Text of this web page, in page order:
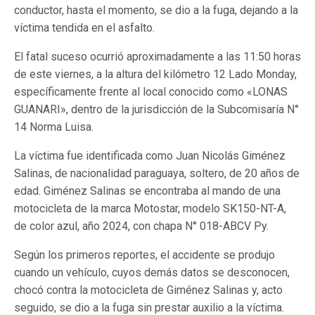
conductor, hasta el momento, se dio a la fuga, dejando a la
víctima tendida en el asfalto.
El fatal suceso ocurrió aproximadamente a las 11:50 horas
de este viernes, a la altura del kilómetro 12 Lado Monday,
específicamente frente al local conocido como «LONAS
GUANARI», dentro de la jurisdicción de la Subcomisaría N°
14 Norma Luisa.
La víctima fue identificada como Juan Nicolás Giménez
Salinas, de nacionalidad paraguaya, soltero, de 20 años de
edad. Giménez Salinas se encontraba al mando de una
motocicleta de la marca Motostar, modelo SK150-NT-A,
de color azul, año 2024, con chapa N° 018-ABCV Py.
Según los primeros reportes, el accidente se produjo
cuando un vehículo, cuyos demás datos se desconocen,
chocó contra la motocicleta de Giménez Salinas y, acto
seguido, se dio a la fuga sin prestar auxilio a la víctima.